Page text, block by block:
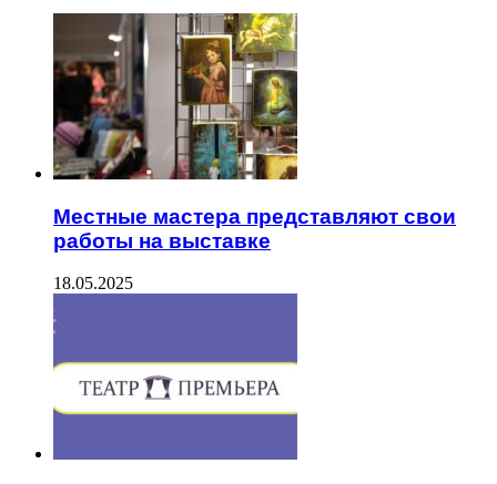
Местные мастера представляют свои
работы на выставке
18.05.2025